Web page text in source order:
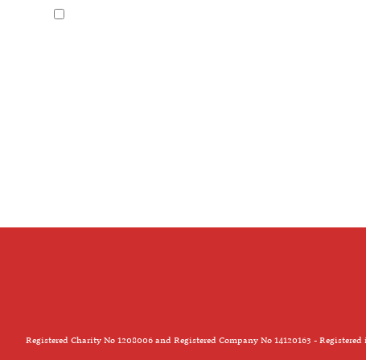
Registered Charity No 1208006 and Registered Company No 14120163 -